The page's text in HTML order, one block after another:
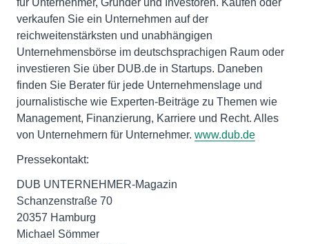
für Unternehmer, Gründer und Investoren. Kaufen oder
verkaufen Sie ein Unternehmen auf der
reichweitenstärksten und unabhängigen
Unternehmensbörse im deutschsprachigen Raum oder
investieren Sie über DUB.de in Startups. Daneben
finden Sie Berater für jede Unternehmenslage und
journalistische wie Experten-Beiträge zu Themen wie
Management, Finanzierung, Karriere und Recht. Alles
von Unternehmern für Unternehmer. www.dub.de
Pressekontakt:
DUB UNTERNEHMER-Magazin
Schanzenstraße 70
20357 Hamburg
Michael Sömmer